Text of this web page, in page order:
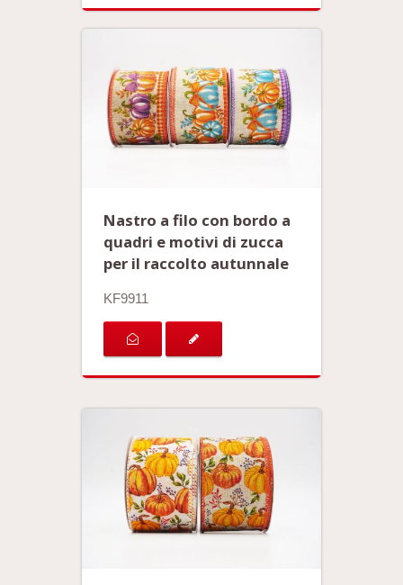
Nastro a filo con bordo a
quadri e motivi di zucca
per il raccolto autunnale
KF9911